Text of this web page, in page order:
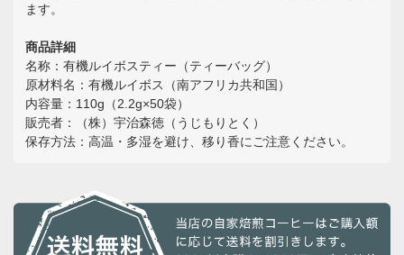
ます。
商品詳細
名称：有機ルイボスティー（ティーバッグ）
原材料名：有機ルイボス（南アフリカ共和国）
内容量：110g（2.2g×50袋）
販売者：（株）宇治森徳（うじもりとく）
保存方法：高温・多湿を避け、移り香にご注意ください。